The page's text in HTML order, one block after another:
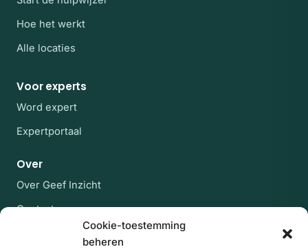
Cookie-toestemming
beheren
Hoe het werkt
Alle locaties
Voor experts
Word expert
Expertportaal
Over
Over Geef Inzicht
Contact
Veelgestelde vragen